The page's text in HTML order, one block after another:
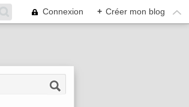
Connexion + Créer mon blog